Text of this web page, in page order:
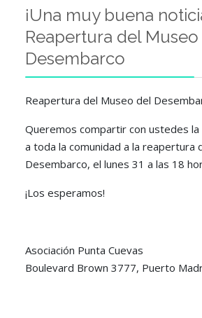
¡Una muy buena
Reapertura del
Desembarco
Reapertura del Museo del
Queremos compartir con ustedes la
a toda la comunidad a la reapertura
Desembarco, el lunes 31 a las 18
¡Los esperamos!
Asociación Punta Cuevas
Boulevard Brown 3777, Puerto